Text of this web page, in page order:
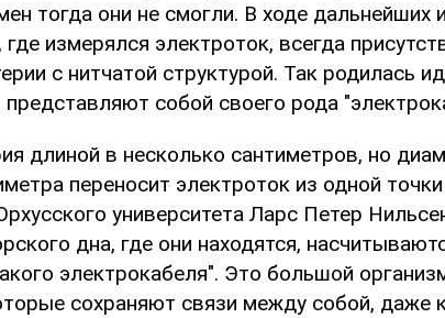
тогда они не смогли. В ходе дальнейших
измерялся электроток, всегда
с нитчатой структурой. Так родилась
представляют собой своего рода
длиной в несколько сантиметров, но
переносит электроток из одной
университета Ларс Петер
дна, где они находятся,
электрокабеля". Это большой
сохраняют связи между собой, даже